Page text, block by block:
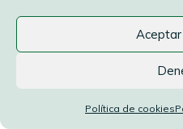
Aceptar
Política de cookies
La función de los
esta web,
de informar al
existencia de otras
de ampliar los